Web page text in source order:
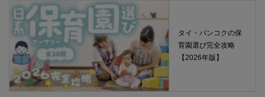
タイ・バンコクの保
育園選び完全攻略
【2026年版】